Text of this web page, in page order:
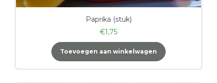
Paprika (stuk)
€1,75
Toevoegen aan winkelwagen